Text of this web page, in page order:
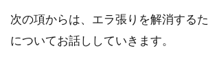
さにスーパー歩数
次の項からは、エラ張りを解消する
についてお話ししていきます。